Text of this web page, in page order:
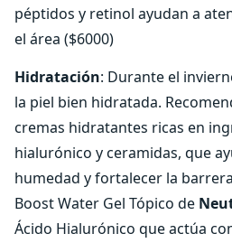
péptidos y retinol ayudan a
el área ($6000)
Hidratación: Durante el
la piel bien hidratada.
cremas hidratantes ricas en
hialurónico y ceramidas, que
humedad y fortalecer la
Boost Water Gel Tópico de
Ácido Hialurónico que actúa